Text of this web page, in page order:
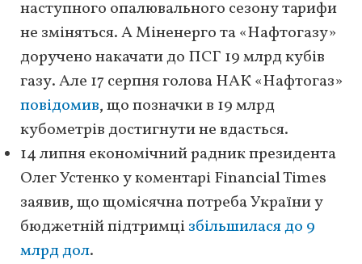
наступного опалювального сезону тарифи
не зміняться. А Міненерго та «Нафтогазу»
доручено накачати до ПСГ 19 млрд кубів
газу. Але 17 серпня голова НАК «Нафтогаз»
повідомив, що позначки в 19 млрд
кубометрів достигнути не вдасться.
14 липня економічний радник президента
Олег Устенко у коментарі Financial Times
заявив, що щомісячна потреба України у
бюджетній підтримцізбільшилася до 9
млрд дол.